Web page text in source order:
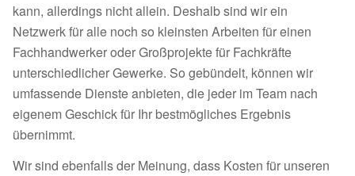
kann, allerdings nicht allein. Deshalb sind wir ein
Netzwerk für alle noch so kleinsten Arbeiten für einen
Fachhandwerker oder Großprojekte für Fachkräfte
unterschiedlicher Gewerke. So gebündelt, können wir
umfassende Dienste anbieten, die jeder im Team nach
eigenem Geschick für Ihr bestmögliches Ergebnis
übernimmt.
Wir sind ebenfalls der Meinung, dass Kosten für unseren